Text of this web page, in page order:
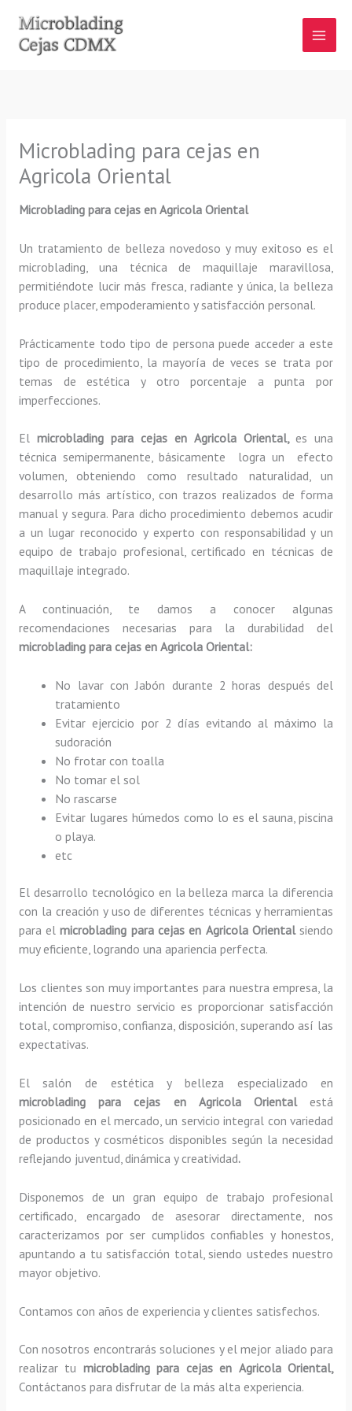
contenido
Microblading para cejas en
Agricola Oriental
Microblading para cejas en Agricola Oriental
Un tratamiento de belleza novedoso y muy exitoso es el
microblading, una técnica de maquillaje maravillosa,
permitiéndote lucir más fresca, radiante y única, la belleza
produce placer, empoderamiento y satisfacción personal.
Prácticamente todo tipo de persona puede acceder a este
tipo de procedimiento, la mayoría de veces se trata por
temas de estética y otro porcentaje a punta por
imperfecciones.
El microblading para cejas en Agricola Oriental, es una
técnica semipermanente, básicamente
logra un efecto
volumen, obteniendo como resultado naturalidad, un
desarrollo más artístico, con trazos realizados de forma
manual y segura. Para dicho procedimiento debemos acudir
a un lugar reconocido y experto con responsabilidad y un
equipo de trabajo profesional, certificado en técnicas de
maquillaje integrado.
A continuación, te damos a conocer algunas
recomendaciones necesarias para la durabilidad del
microblading para cejas en Agricola Oriental:
No lavar con Jabón durante 2 horas después del
tratamiento
Evitar ejercicio por 2 días evitando al máximo la
sudoración
No frotar con toalla
No tomar el sol
No rascarse
Evitar lugares húmedos como lo es el sauna, piscina
o playa.
etc
El desarrollo tecnológico en la belleza marca la diferencia
con la creación y uso de diferentes técnicas y herramientas
para elmicroblading para cejas en Agricola Orientalsiendo
muy eficiente, logrando una apariencia perfecta.
Los clientes son muy importantes para nuestra empresa, la
intención de nuestro servicio es proporcionar satisfacción
total, compromiso, confianza, disposición, superando así las
expectativas.
El salón de estética y belleza especializado en
microblading para cejas en Agricola Orientalestá
posicionado en el mercado, un servicio integral con variedad
de productos y cosméticos disponibles según la necesidad
reflejando juventud, dinámica y creatividad.
Disponemos de un gran equipo de trabajo profesional
certificado, encargado de asesorar directamente, nos
caracterizamos por ser cumplidos confiables y honestos,
apuntando a tu satisfacción total, siendo ustedes nuestro
mayor objetivo.
Contamos con años de experiencia y clientes satisfechos.
Con nosotros encontrarás soluciones y el mejor aliado para
realizar tu microblading para cejas en Agricola Oriental,
Contáctanos para disfrutar de la más alta experiencia.